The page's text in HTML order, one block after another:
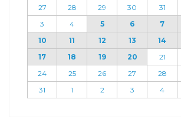
27
28 29 30 31
3
4 5 6 7
10
11 12 13 14
17
18 19 20 21
24
25 26 27 28
31
1 2 3 4